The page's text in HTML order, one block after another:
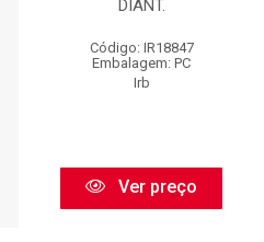
DIANT.
Código: IR18847
Embalagem: PC
Irb
Ver preço